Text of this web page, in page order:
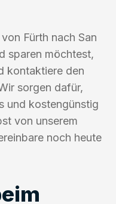
Fürth nach San
sparen möchtest,
kontaktiere den
sorgen dafür,
und kostengünstig
von unserem
noch heute